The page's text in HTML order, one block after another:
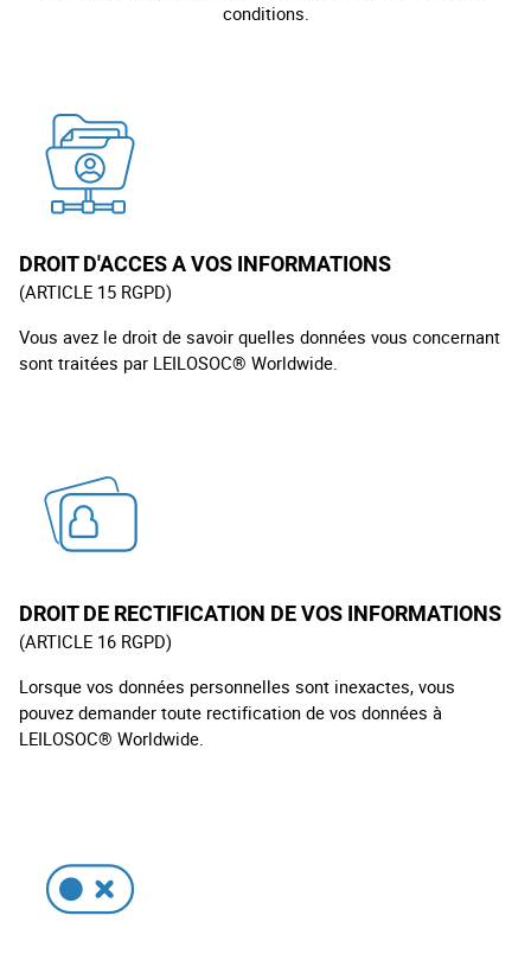
conditions.
DROIT D'ACCES A VOS INFORMATIONS
(ARTICLE 15 RGPD)
Vous avez le droit de savoir quelles données vous concernant
sont traitées par LEILOSOC® Worldwide.
DROIT DE RECTIFICATION DE VOS INFORMATIONS
(ARTICLE 16 RGPD)
Lorsque vos données personnelles sont inexactes, vous
pouvez demander toute rectification de vos données à
LEILOSOC® Worldwide.